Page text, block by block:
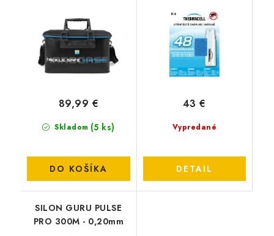
Skladom (5 ks)
89,99 €
DO KOŠÍKA
Vypredané
43 €
DETAIL
SILON GURU PULSE
PRO 300M - 0,20mm